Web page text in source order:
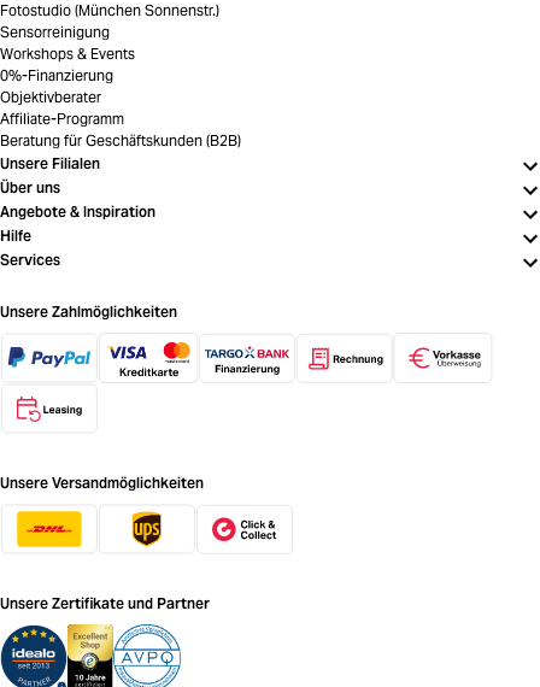
Fotostudio (München Sonnenstr.)
Sensorreinigung
Workshops & Events
0%-Finanzierung
Objektivberater
Affiliate-Programm
Beratung für Geschäftskunden (B2B)
Unsere Filialen
Über uns
Angebote & Inspiration
Hilfe
Services
Unsere Zahlmöglichkeiten
Unsere Versandmöglichkeiten
Unsere Zertifikate und Partner